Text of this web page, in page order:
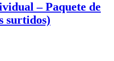
– Paquete de
surtidos)